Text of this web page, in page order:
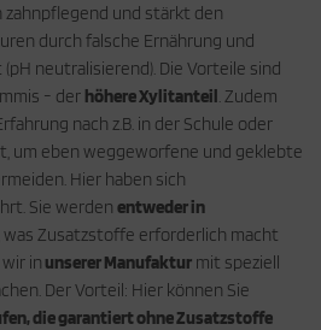
und stärkt den
durch falsche Ernährung und
neutralisierend). Die Vorteile sind
- der höhere Xylitanteil. Zudem
nach z.B. in der Schule oder
um eben weggeworfene und geklebte
Hier haben sich
Sie werden entweder in
was Zusatzstoffe erforderlich macht
in unserer Manufaktur mit speziell
Der Vorteil: Hier können Sie
die garantiert ohne Zusatzstoffe